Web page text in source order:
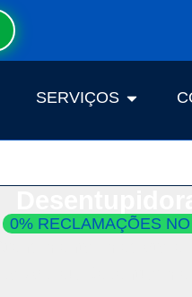
SERVIÇOS
0% RECLAMAÇÕES